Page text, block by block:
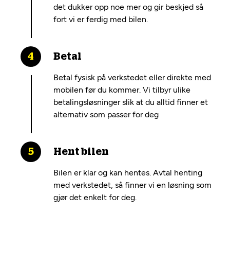
det dukker opp noe mer og gir beskjed så
fort vi er ferdig med bilen.
Betal
Betal fysisk på verkstedet eller direkte med
mobilen før du kommer. Vi tilbyr ulike
betalingsløsninger slik at du alltid finner et
alternativ som passer for deg
Hent bilen
Bilen er klar og kan hentes. Avtal henting
med verkstedet, så finner vi en løsning som
gjør det enkelt for deg.